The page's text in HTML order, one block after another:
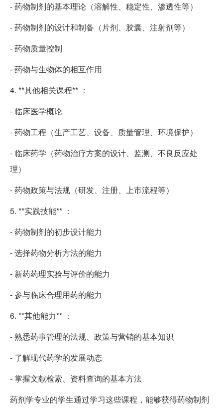
- 药物制剂的基本理论（溶解性、稳定性、渗透性等）
- 药物制剂的设计和制备（片剂、胶囊、注射剂等）
- 药物质量控制
- 药物与生物体的相互作用
4. **其他相关课程** ：
- 临床医学概论
- 药物工程（生产工艺、设备、质量管理、环境保护）
- 临床药学（药物治疗方案的设计、监测、不良反应处
理）
- 药物政策与法规（研发、注册、上市流程等）
5. **实践技能** ：
- 药物制剂的初步设计能力
- 选择药物分析方法的能力
- 新药药理实验与评价的能力
- 参与临床合理用药的能力
6. **其他能力** ：
- 熟悉药事管理的法规、政策与营销的基本知识
- 了解现代药学的发展动态
- 掌握文献检索、资料查询的基本方法
药剂学专业的学生通过学习这些课程，能够获得药物制剂